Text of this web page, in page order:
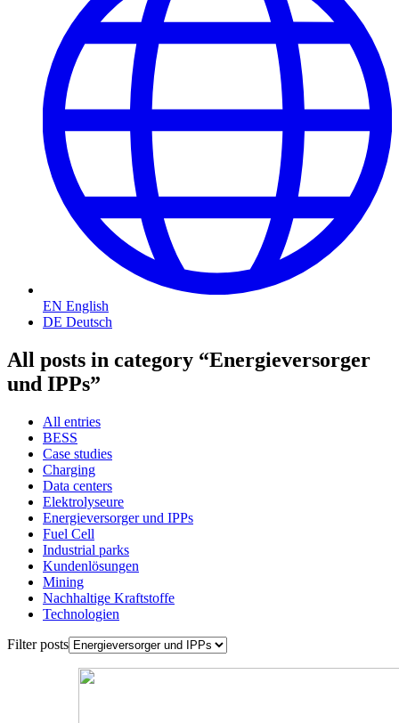
EN English
DE Deutsch
All posts in category “Energieversorger
und IPPs”
All entries
BESS
Case studies
Charging
Data centers
Elektrolyseure
Energieversorger und IPPs
Fuel Cell
Industrial parks
Kundenlösungen
Mining
Nachhaltige Kraftstoffe
Technologien
Filter posts